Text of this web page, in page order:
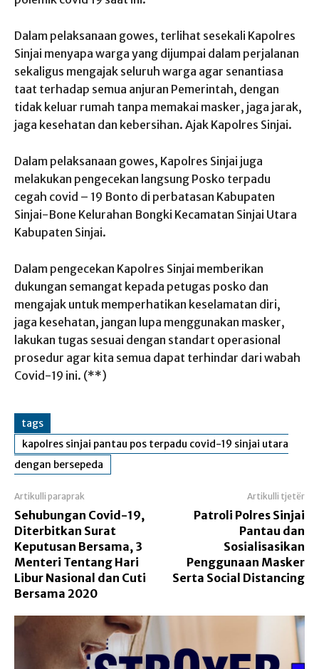
Dalam pelaksanaan gowes, terlihat sesekali Kapolres
Sinjai menyapa warga yang dijumpai dalam perjalanan
sekaligus mengajak seluruh warga agar senantiasa
taat terhadap semua anjuran Pemerintah, dengan
tidak keluar rumah tanpa memakai masker, jaga jarak,
jaga kesehatan dan kebersihan. Ajak Kapolres Sinjai.
Dalam pelaksanaan gowes, Kapolres Sinjai juga
melakukan pengecekan langsung Posko terpadu
cegah covid – 19 Bonto di perbatasan Kabupaten
Sinjai-Bone Kelurahan Bongki Kecamatan Sinjai Utara
Kabupaten Sinjai.
Dalam pengecekan Kapolres Sinjai memberikan
dukungan semangat kepada petugas posko dan
mengajak untuk memperhatikan keselamatan diri,
jaga kesehatan, jangan lupa menggunakan masker,
lakukan tugas sesuai dengan standart operasional
prosedur agar kita semua dapat terhindar dari wabah
Covid-19 ini. (**)
tags
kapolres sinjai pantau pos terpadu covid-19 sinjai utara
dengan bersepeda
Artikulli paraprak
Sehubungan Covid-19,
Diterbitkan Surat
Keputusan Bersama, 3
Menteri Tentang Hari
Libur Nasional dan Cuti
Bersama 2020
Artikulli tjetër
Patroli Polres Sinjai
Pantau dan
Sosialisasikan
Penggunaan Masker
Serta Social Distancing